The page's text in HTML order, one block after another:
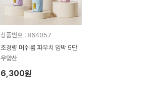
상품번호 : 864057
초경량 머쉬룸 파우치 암막 5단
우양산
6,300원